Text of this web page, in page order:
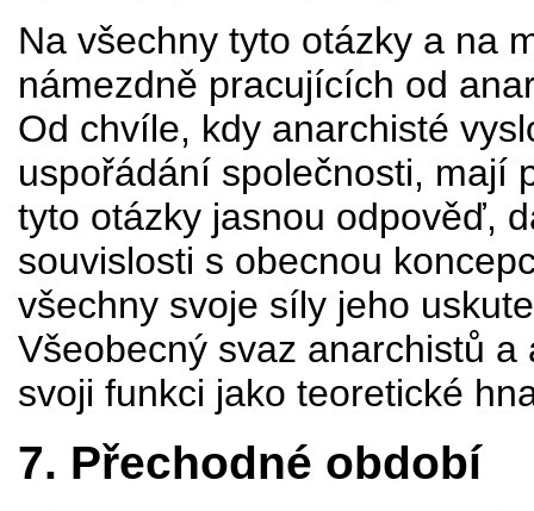
Na všechny tyto otázky a na
námezdně pracujících od
Od chvíle, kdy anarchisté
uspořádání společnosti, mají
tyto otázky jasnou odpověď,
souvislosti s obecnou
všechny svoje síly jeho
Všeobecný svaz anarchistů
svoji funkci jako teoretické
7. Přechodné období